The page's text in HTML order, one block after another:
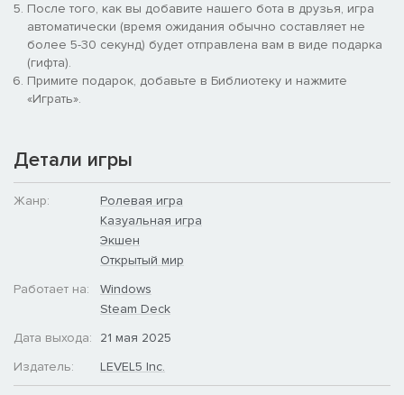
Собирайте ингредиенты или материалы с Собирателями
жизней, создавайте оружие или готовьте еду с
Ремесленными жизнями, или сражайтесь с монстрами в
Боевых жизнях. Вы можете переключаться между жизнями в
любой момент, создавая уникальную для вас жизнь.
Используйте свои «Жизни» для сбора материалов и верните
острову его былую славу!
Вы можете не только строить дома и объекты, но и изменять
ландшафт и прокладывать реки и дорогидля создания
поистине уникального острова.
Расширяйте свой дом, расставляйте мебель и украшайте
интерьер как вам захочется!
■Исследуйте открытый мир!
После того, как вы добавите нашего бота в друзья, игра
автоматически (время ожидания обычно составляет не
более 5-30 секунд) будет отправлена вам в виде подарка
(гифта).
Примите подарок, добавьте в Библиотеку и нажмите
«Играть».
Детали игры
Жанр:
Ролевая игра
Казуальная игра
Экшен
Открытый мир
Работает на:
Windows
Steam Deck
Дата выхода:
21 мая 2025
Издатель:
LEVEL5 Inc.